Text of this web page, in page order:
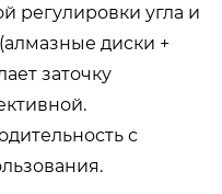
регулировки угла и
диски +
заточку
с